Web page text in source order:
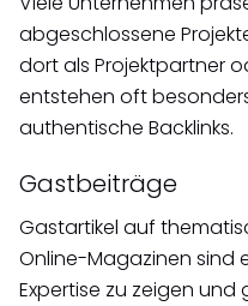
abgeschlossene
dort als Projektpartner
entstehen oft
authentische Backlinks.
Gastbeiträge
Gastartikel auf
Online-Magazinen sind
Expertise zu zeigen und